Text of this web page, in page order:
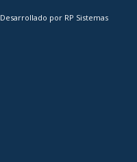
Desarrollado por RP Sistemas